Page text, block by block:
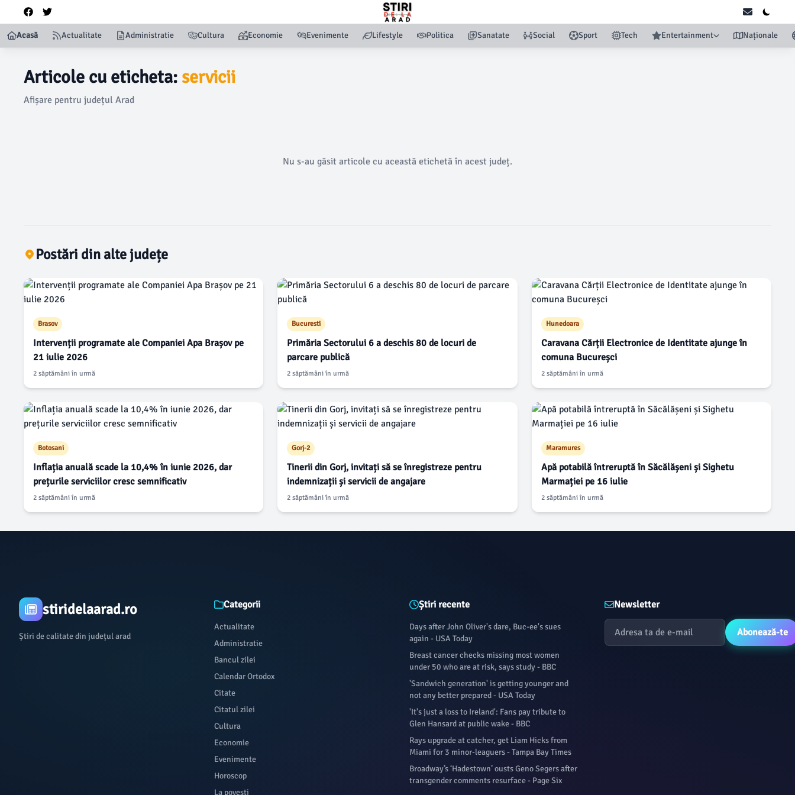
Acasă Actualitate Administratie Cultura Economie Evenimente Lifestyle Politica Sanatate Social Sport Tech Entertainment Naționale
Articole cu eticheta: servicii
Afișare pentru județul Arad
Nu s-au găsit articole cu această etichetă în acest județ.
Postări din alte județe
Brasov
Intervenții programate ale Companiei Apa Brașov pe
21 iulie 2026
2 săptămâni în urmă
Bucuresti
Primăria Sectorului 6 a deschis 80 de locuri de
parcare publică
2 săptămâni în urmă
Hunedoara
Caravana Cărții Electronice de Identitate ajunge în
comuna Bucureșci
2 săptămâni în urmă
Botosani
Inflația anuală scade la 10,4% în iunie 2026, dar
prețurile serviciilor cresc semnificativ
2 săptămâni în urmă
Gorj-2
Tinerii din Gorj, invitați să se înregistreze pentru
indemnizații și servicii de angajare
2 săptămâni în urmă
Maramures
Apă potabilă întreruptă în Săcălășeni și Sighetu
Marmației pe 16 iulie
2 săptămâni în urmă
stiridelaarad.ro
Știri de calitate din județul arad
Categorii
Actualitate
Administratie
Bancul zilei
Calendar Ortodox
Citate
Citatul zilei
Cultura
Economie
Evenimente
Horoscop
La povești
Știri recente
Days after John Oliver's dare, Buc-ee's sues
again - USA Today
Breast cancer checks missing most women
under 50 who are at risk, says study - BBC
'Sandwich generation' is getting younger and
not any better prepared - USA Today
'It's just a loss to Ireland': Fans pay tribute to
Glen Hansard at public wake - BBC
Rays upgrade at catcher, get Liam Hicks from
Miami for 3 minor-leaguers - Tampa Bay Times
Broadway’s ‘Hadestown’ ousts Geno Segers after
transgender comments resurface - Page Six
Newsletter
Abonează-te